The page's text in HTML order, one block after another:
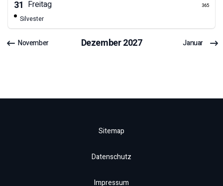
31 Freitag 365
Silvester
November Dezember2027 Januar
Sitemap
Datenschutz
Impressum